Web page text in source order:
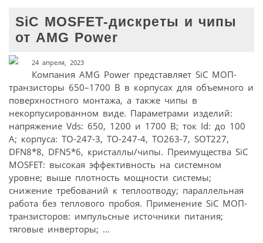
SiC MOSFET-дискреты и чипы
от AMG Power
24 апреля, 2023
Компания AMG Power представляет SiC МОП-
транзисторы 650–1700 В в корпусах для объемного и
поверхностного монтажа, а также чипы в
некорпусированном виде. Параметрами изделий:
напряжение Vds: 650, 1200 и 1700 В; ток Id: до 100
А; корпуса: TO-247-3, TO-247-4, TO263-7, SOT227,
DFN8*8, DFN5*6, кристаллы/чипы. Преимущества SiC
MOSFET: высокая эффективность на системном
уровне; выше плотность мощности системы;
снижение требований к теплоотводу; параллельная
работа без теплового пробоя. Применение SiC МОП-
транзисторов: импульсные источники питания;
тяговые инверторы; ...